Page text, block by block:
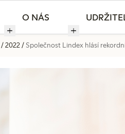
O NÁS
2022 Společnost Lindex hlásí